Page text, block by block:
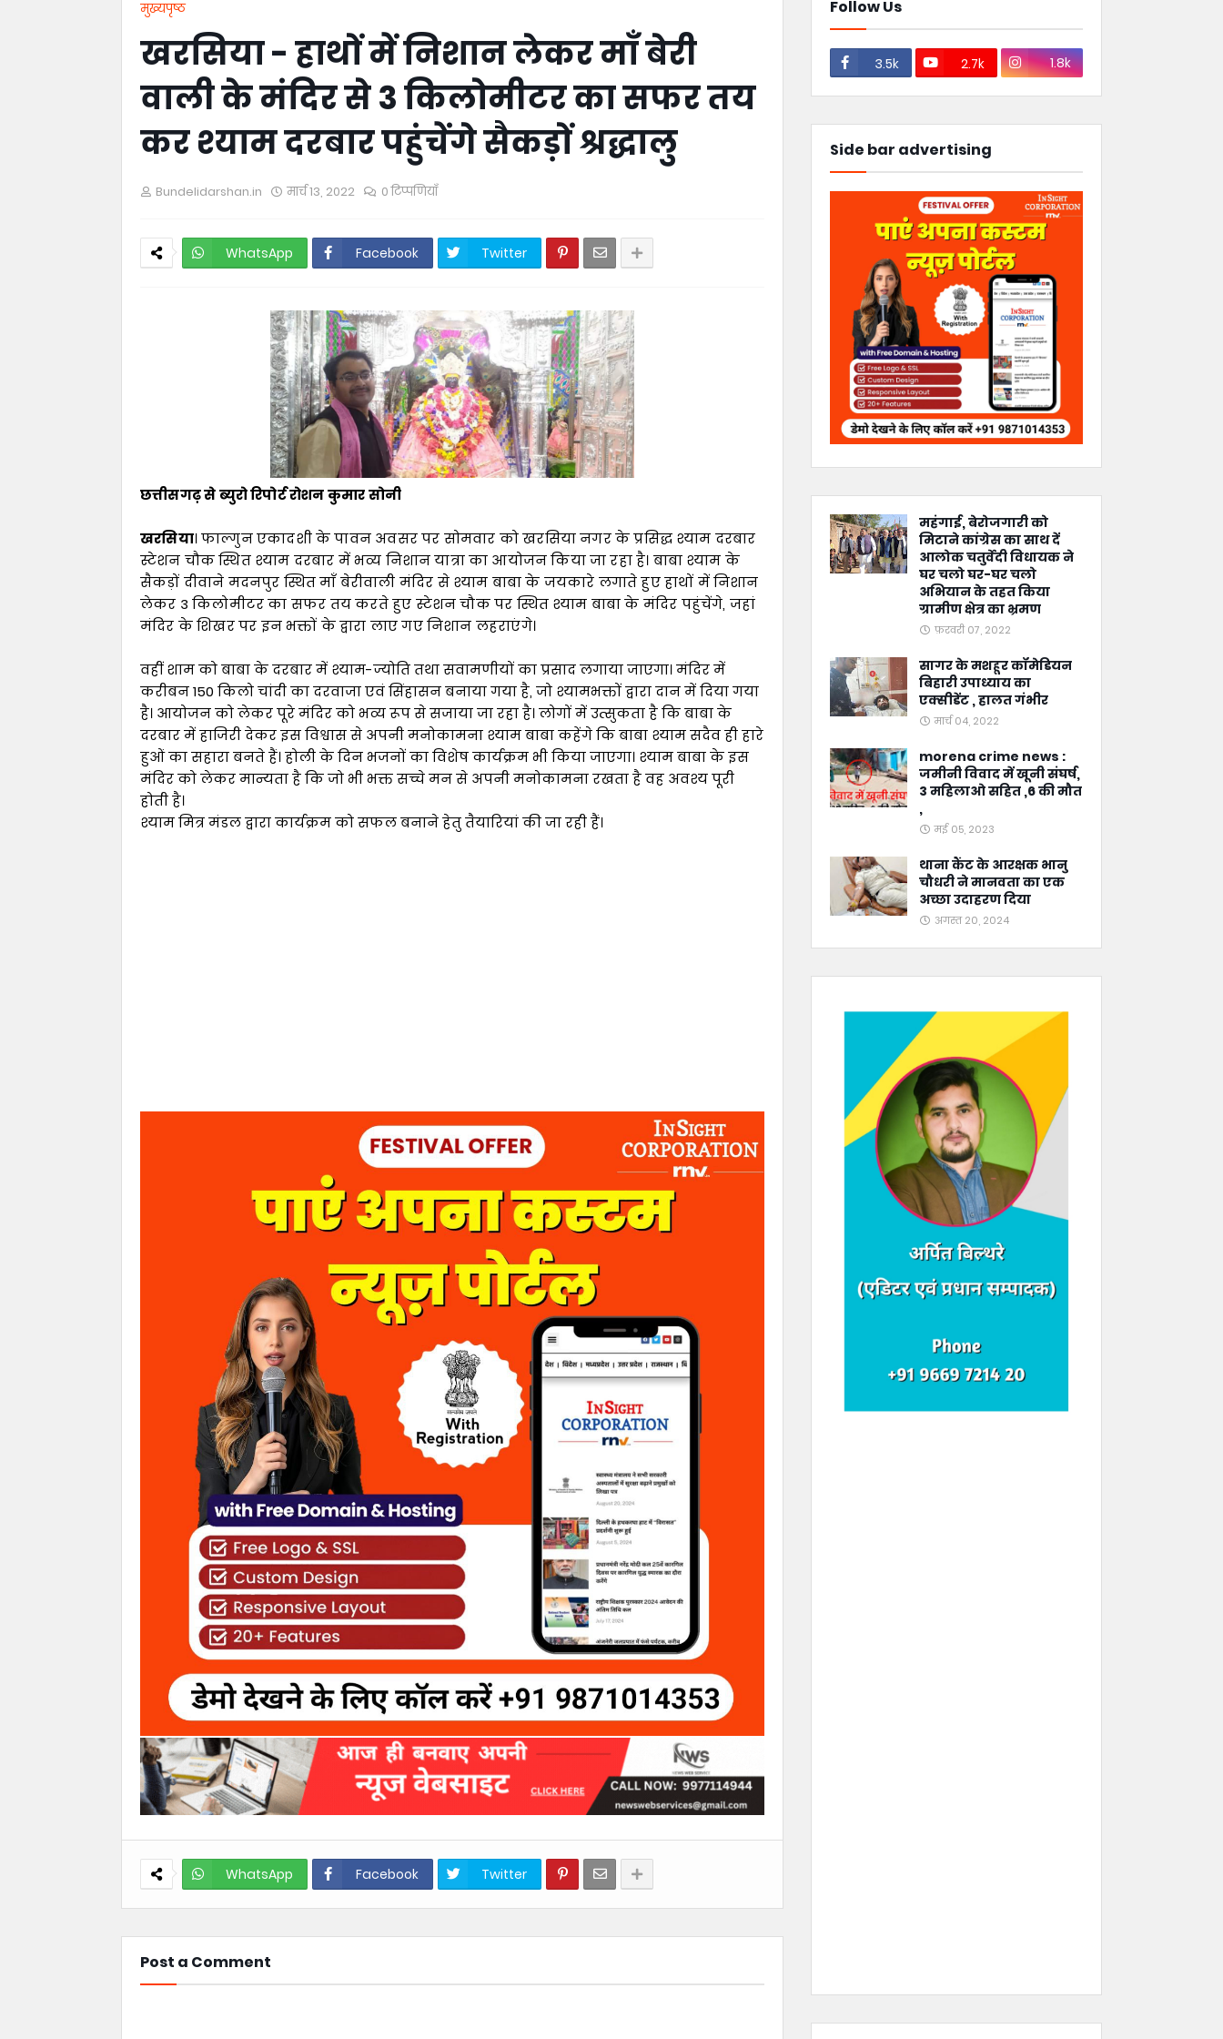
मुख्यपृष्ठ
खरसिया - हाथों में निशान लेकर माँ बेरी
वाली के मंदिर से 3 किलोमीटर का सफर तय
कर श्याम दरबार पहुंचेंगे सैकड़ों श्रद्धालु
Bundelidarshan.in मार्च 13, 2022 0 टिप्पणियाँ
WhatsApp Facebook Twitter
छत्तीसगढ़ से ब्युरो रिपोर्ट रोशन कुमार सोनी
खरसिया। फाल्गुन एकादशी के पावन अवसर पर सोमवार को खरसिया नगर के प्रसिद्ध श्याम दरबार
स्टेशन चौक स्थित श्याम दरबार में भव्य निशान यात्रा का आयोजन किया जा रहा है। बाबा श्याम के
सैकड़ों दीवाने मदनपुर स्थित माँ बेरीवाली मंदिर से श्याम बाबा के जयकारे लगाते हुए हाथों में निशान
लेकर 3 किलोमीटर का सफर तय करते हुए स्टेशन चौक पर स्थित श्याम बाबा के मंदिर पहुंचेंगे, जहां
मंदिर के शिखर पर इन भक्तों के द्वारा लाए गए निशान लहराएंगे।
वहीं शाम को बाबा के दरबार में श्याम-ज्योति तथा सवामणीयों का प्रसाद लगाया जाएगा। मंदिर में
करीबन 150 किलो चांदी का दरवाजा एवं सिंहासन बनाया गया है, जो श्यामभक्तों द्वारा दान में दिया गया
है। आयोजन को लेकर पूरे मंदिर को भव्य रूप से सजाया जा रहा है। लोगों में उत्सुकता है कि बाबा के
दरबार में हाजिरी देकर इस विश्वास से अपनी मनोकामना श्याम बाबा कहेंगे कि बाबा श्याम सदैव ही हारे
हुओं का सहारा बनते हैं। होली के दिन भजनों का विशेष कार्यक्रम भी किया जाएगा। श्याम बाबा के इस
मंदिर को लेकर मान्यता है कि जो भी भक्त सच्चे मन से अपनी मनोकामना रखता है वह अवश्य पूरी
होती है।
श्याम मित्र मंडल द्वारा कार्यक्रम को सफल बनाने हेतु तैयारियां की जा रही हैं।
WhatsApp Facebook Twitter
Post a Comment
Follow Us
3.5k 2.7k 1.8k
Side bar advertising
महंगाई, बेरोजगारी को
मिटाने कांग्रेस का साथ दें
आलोक चतुर्वेदी विधायक ने
घर चलो घर-घर चलो
अभियान के तहत किया
ग्रामीण क्षेत्र का भ्रमण
फ़रवरी 07, 2022
सागर के मशहूर कॉमेडियन
बिहारी उपाध्याय का
एक्सीडेंट , हालत गंभीर
मार्च 04, 2022
morena crime news :
जमीनी विवाद में खूनी संघर्ष,
3 महिलाओ सहित ,6 की मौत
,
मई 05, 2023
थाना कैंट के आरक्षक भानु
चौधरी ने मानवता का एक
अच्छा उदाहरण दिया
अगस्त 20, 2024